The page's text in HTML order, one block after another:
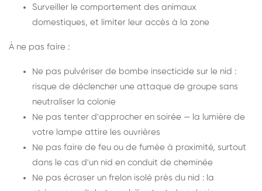
Surveiller le comportement des animaux
domestiques, et limiter leur accès à la zone
À ne pas faire :
Ne pas pulvériser de bombe insecticide sur le nid :
risque de déclencher une attaque de groupe sans
neutraliser la colonie
Ne pas tenter d'approcher en soirée — la lumière de
votre lampe attire les ouvrières
Ne pas faire de feu ou de fumée à proximité, surtout
dans le cas d'un nid en conduit de cheminée
Ne pas écraser un frelon isolé près du nid : la